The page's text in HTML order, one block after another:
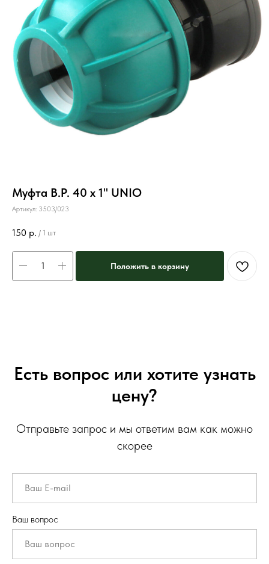
Муфта В.Р. 40 х 1" UNIO
Артикул: 3503/023
150 р. / 1 шт
Положить в корзину
Есть вопрос или хотите узнать
цену?
Отправьте запрос и мы ответим вам как можно
скорее
Ваш вопрос